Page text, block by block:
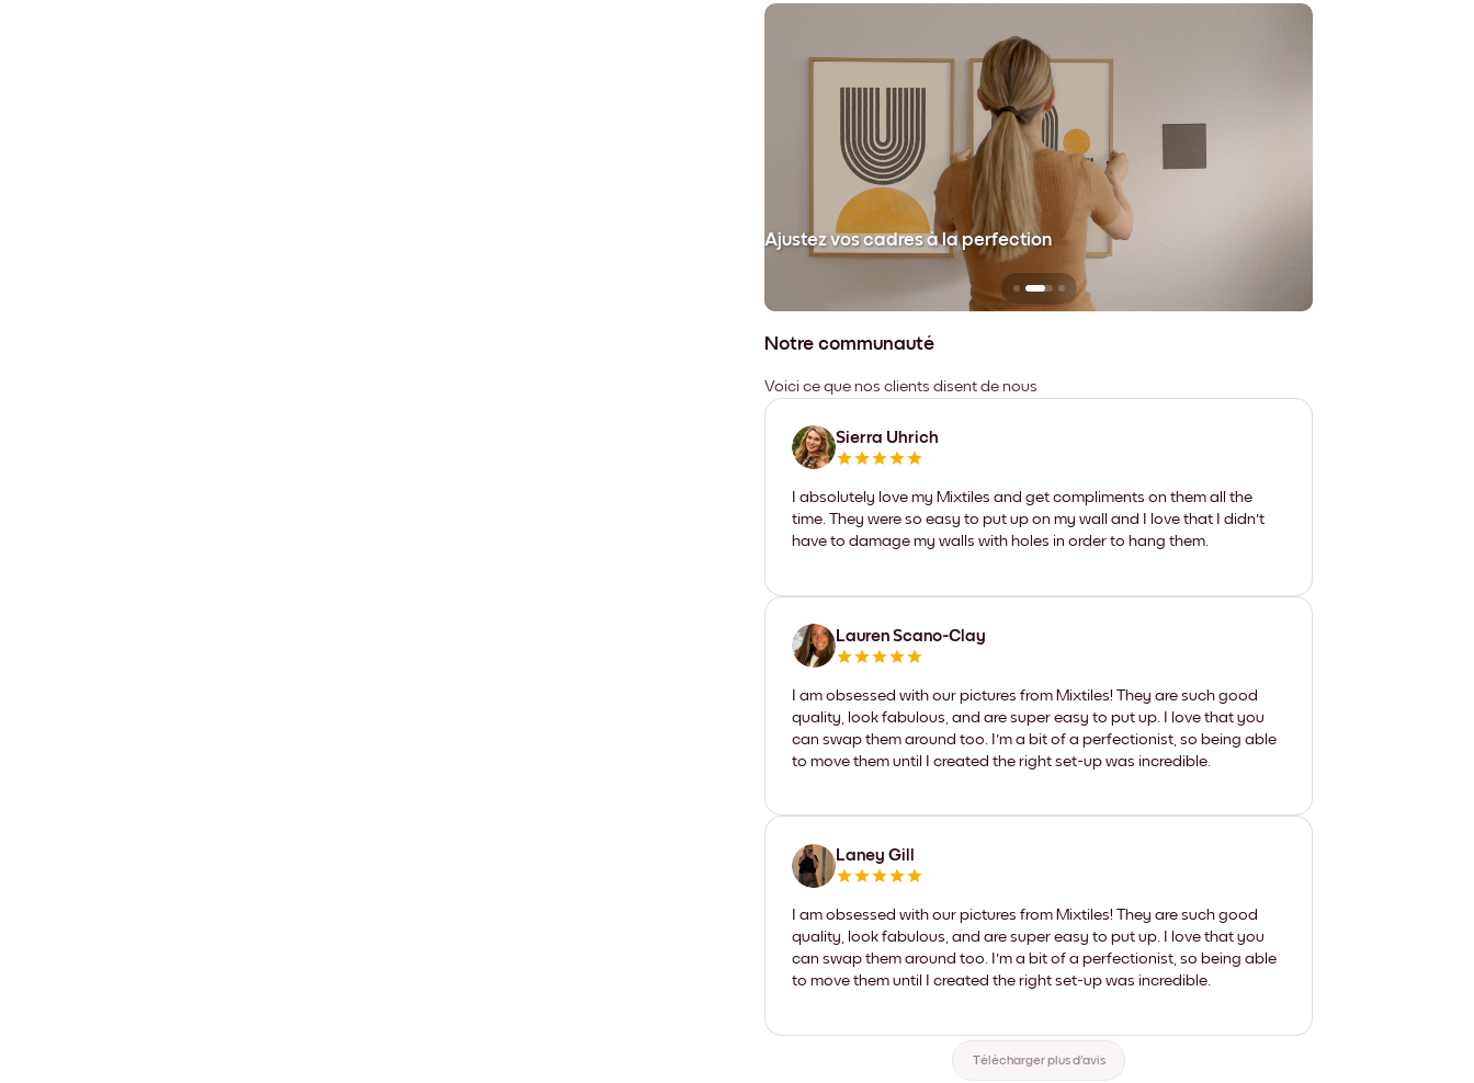
Ajustez vos cadres à la perfection
Notre communauté
Voici ce que nos clients disent de nous
Sierra Uhrich
I absolutely love my Mixtiles and get compliments on them all the
time. They were so easy to put up on my wall and I love that I didn't
have to damage my walls with holes in order to hang them.
Lauren Scano-Clay
I am obsessed with our pictures from Mixtiles! They are such good
quality, look fabulous, and are super easy to put up. I love that you
can swap them around too. I'm a bit of a perfectionist, so being able
to move them until I created the right set-up was incredible.
Laney Gill
I am obsessed with our pictures from Mixtiles! They are such good
quality, look fabulous, and are super easy to put up. I love that you
can swap them around too. I'm a bit of a perfectionist, so being able
to move them until I created the right set-up was incredible.
Télécharger plus d'avis